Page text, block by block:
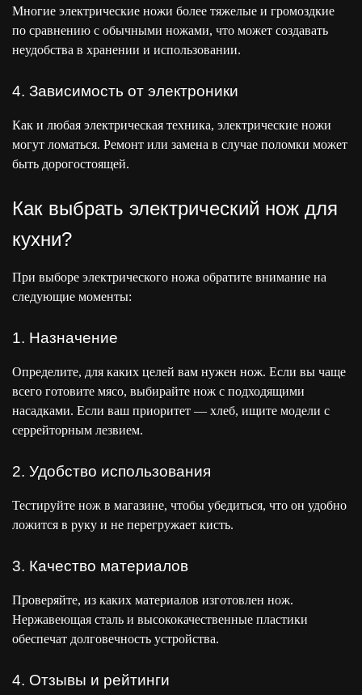
Многие электрические ножи более тяжелые и громоздкие
по сравнению с обычными ножами, что может создавать
неудобства в хранении и использовании.
4. Зависимость от электроники
Как и любая электрическая техника, электрические ножи
могут ломаться. Ремонт или замена в случае поломки может
быть дорогостоящей.
Как выбрать электрический нож для
кухни?
При выборе электрического ножа обратите внимание на
следующие моменты:
1. Назначение
Определите, для каких целей вам нужен нож. Если вы чаще
всего готовите мясо, выбирайте нож с подходящими
насадками. Если ваш приоритет — хлеб, ищите модели с
серрейторным лезвием.
2. Удобство использования
Тестируйте нож в магазине, чтобы убедиться, что он удобно
ложится в руку и не перегружает кисть.
3. Качество материалов
Проверяйте, из каких материалов изготовлен нож.
Нержавеющая сталь и высококачественные пластики
обеспечат долговечность устройства.
4. Отзывы и рейтинги